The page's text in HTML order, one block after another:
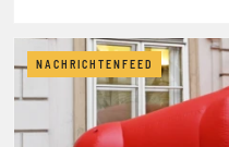
NACHRICHTENFEED